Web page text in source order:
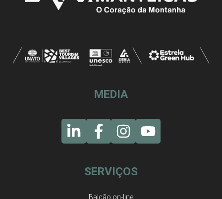
MEDIA
SERVIÇOS
Balcão on-line